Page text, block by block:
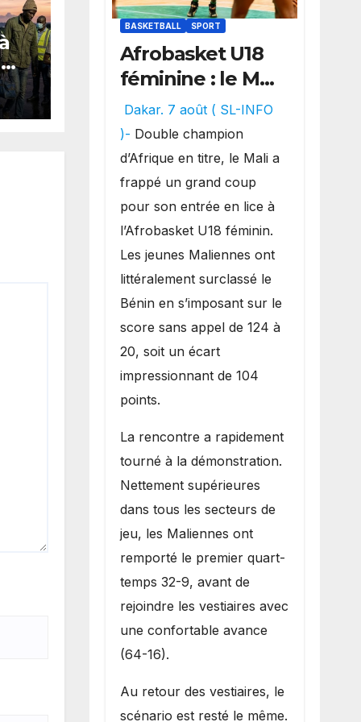
BASKETBALL SPORT
Afrobasket U18
féminine : le Mali
réalise un
véritable festival
offensif et
inflige une
lourde défaite
au Bénin.
Dakar. 7 août ( SL-INFO
)- Double champion
d’Afrique en titre, le Mali a
frappé un grand coup
pour son entrée en lice à
l’Afrobasket U18 féminin.
Les jeunes Maliennes ont
littéralement surclassé le
Bénin en s’imposant sur le
score sans appel de 124 à
20, soit un écart
impressionnant de 104
points.
La rencontre a rapidement
tourné à la démonstration.
Nettement supérieures
dans tous les secteurs de
jeu, les Maliennes ont
remporté le premier quart-
temps 32-9, avant de
rejoindre les vestiaires avec
une confortable avance
(64-16).
Au retour des vestiaires, le
scénario est resté le même.